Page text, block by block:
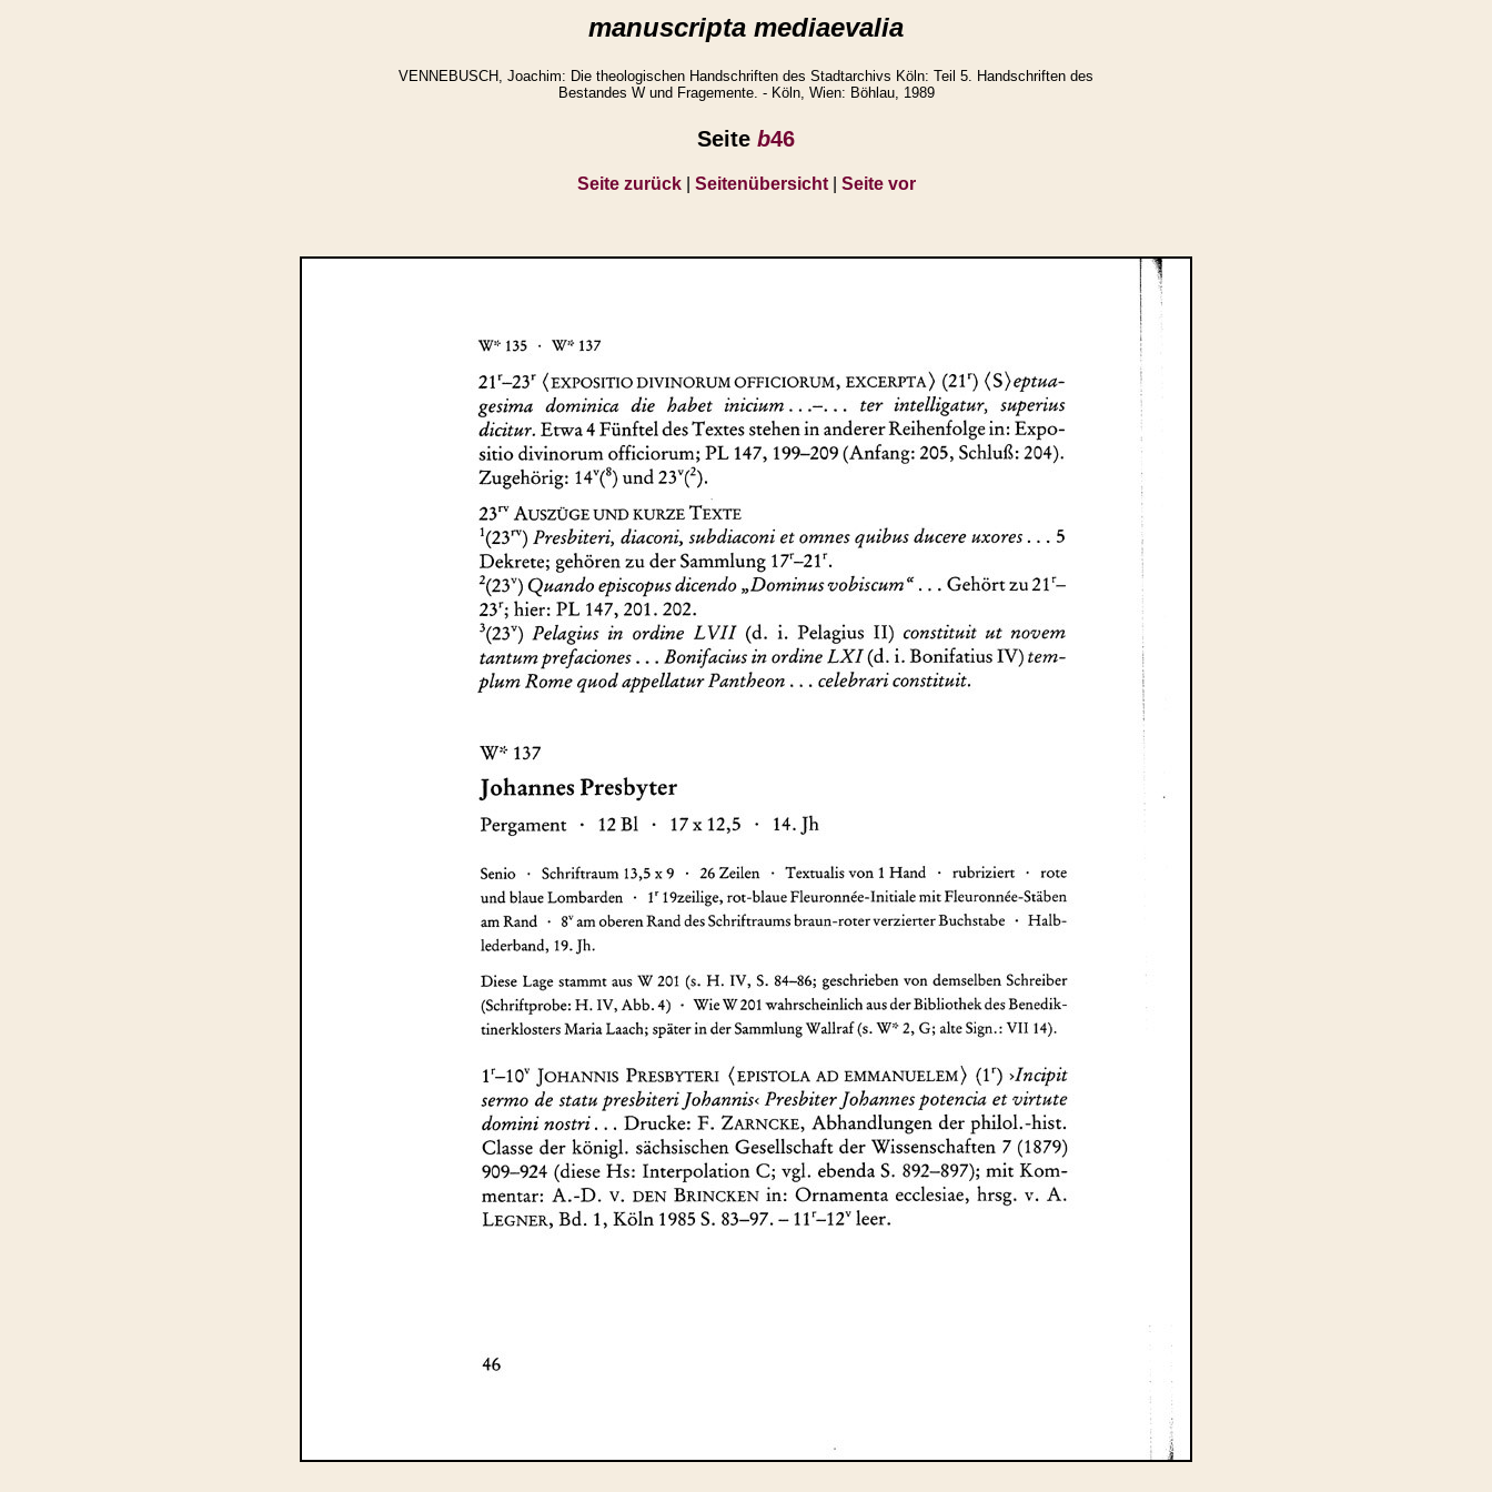
manuscripta mediaevalia
VENNEBUSCH, Joachim: Die theologischen Handschriften des Stadtarchivs Köln: Teil 5. Handschriften des
Bestandes W und Fragemente. - Köln, Wien: Böhlau, 1989
Seite b46
Seite zurück| Seitenübersicht| Seite vor